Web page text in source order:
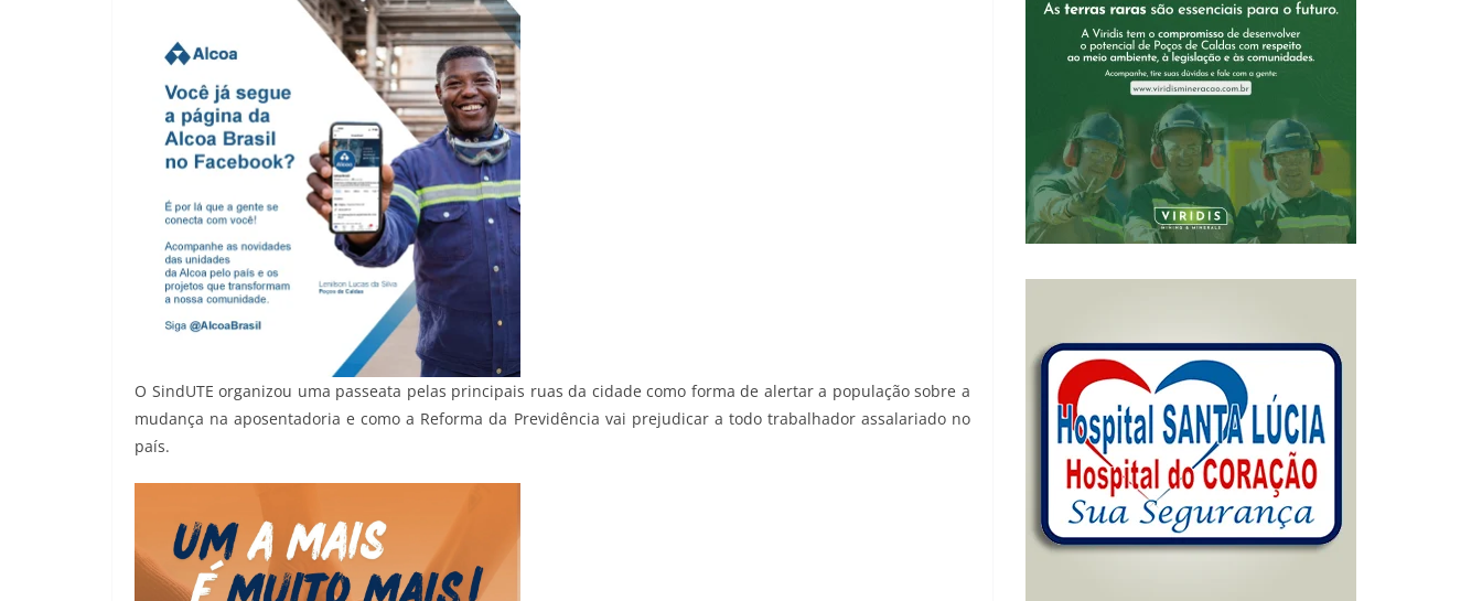
O SindUTE organizou uma passeata pelas principais ruas da cidade como forma de alertar a população sobre a
mudança na aposentadoria e como a Reforma da Previdência vai prejudicar a todo trabalhador assalariado no
país.